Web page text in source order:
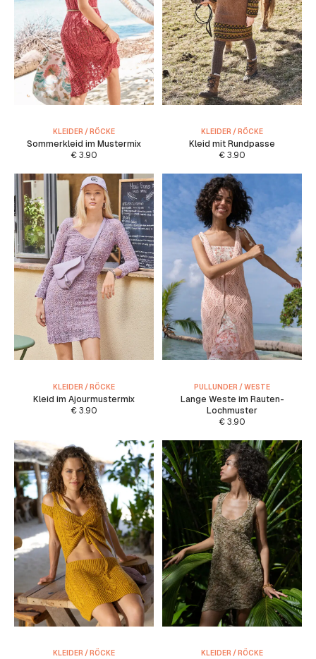
KLEIDER / RÖCKE
Sommerkleid im Mustermix
€3.90
KLEIDER / RÖCKE
Kleid mit Rundpasse
€3.90
KLEIDER / RÖCKE
Kleid im Ajourmustermix
€3.90
PULLUNDER / WESTE
Lange Weste im Rauten-
Lochmuster
€3.90
KLEIDER / RÖCKE KLEIDER / RÖCKE